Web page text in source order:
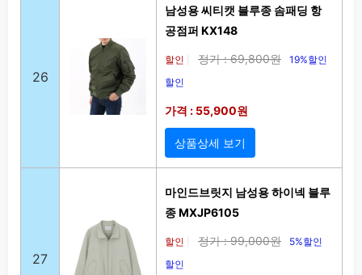
26
남성용 씨티캣 블루종 솜패딩 항
공점퍼 KX148
할인 정가 : 69,800원
19%할인
할인
가격 : 55,900원
상품상세 보기
27
마인드브릿지 남성용 하이넥 블루
종 MXJP6105
할인 정가 : 99,000원
5%할인
할인